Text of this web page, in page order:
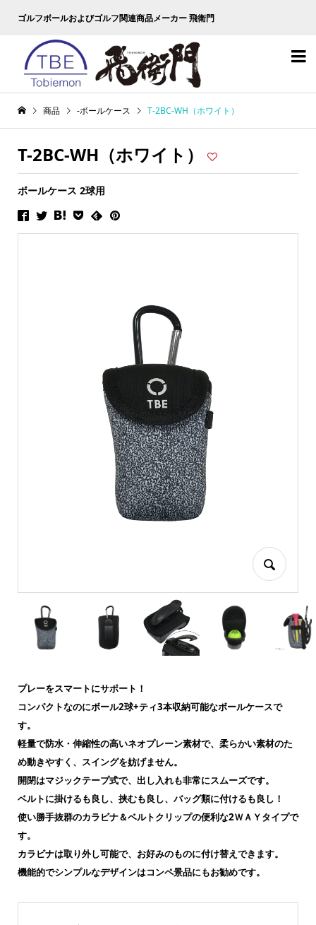
ゴルフボールおよびゴルフ関連商品メーカー 飛衛門

商品 -ボールケース T-2BC-WH（ホワイト）
T-2BC-WH（ホワイト）
ボールケース 2球用
プレーをスマートにサポート！
コンパクトなのにボール2球+ティ3本収納可能なボールケースで
す。
軽量で防水・伸縮性の高いネオプレーン素材で、柔らかい素材のた
め動きやすく、スイングを妨げません。
開閉はマジックテープ式で、出し入れも非常にスムーズです。
ベルトに掛けるも良し、挟むも良し、バッグ類に付けるも良し！
使い勝手抜群のカラビナ＆ベルトクリップの便利な2ＷＡＹタイプで
す。
カラビナは取り外し可能で、お好みのものに付け替えできます。
機能的でシンプルなデザインはコンペ景品にもお勧めです。